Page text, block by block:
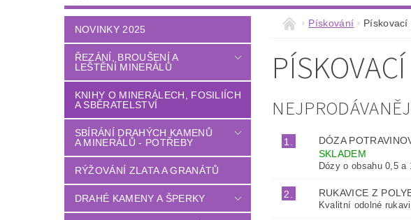
SBÍRÁNÍ DRAHÝCH KAMENŮ A MINERÁLŮ - POTŘEBY
VELKOOBCHOD - MINERÁLY
DÍLNA - NÁŘADÍ - OCHRANNÉ POMŮCKY RYBÁŘSKÉ
LITÉ PODLAHY DŮM - ZAHRADA
TERÉNNÍ PALETOVÉ - VYSOKOZDVIŽNÉ VOZÍKY KNIHY
OBCHODNÍ PODMÍNKY NAPIŠTE NÁM KONTAKTY
NOVINKY 2025
ŘEZÁNÍ, BROUŠENÍ A
LEŠTĚNÍ MINERÁLŮ
KNIHY O MINERÁLECH, FOSILIÍCH
A SBĚRATELSTVÍ
SBÍRÁNÍ DRAHÝCH KAMENŮ
A MINERÁLŮ - POTŘEBY
RÝŽOVÁNÍ ZLATA A GRANÁTŮ
DRAHÉ KAMENY A ŠPERKY
Pískování Pískovací
1. DÓZA
SKLADEM
Dózy o obsahu 0,5
2. RUKAVICE Z
Kvalitní odolné